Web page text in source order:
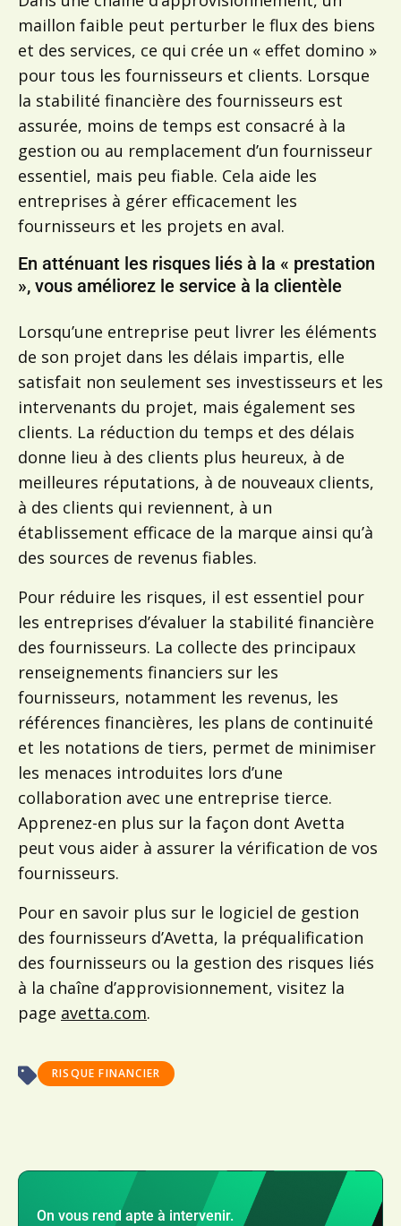
maillon faible peut perturber le flux des biens
et des services, ce qui crée un « effet domino »
pour tous les fournisseurs et clients. Lorsque
la stabilité financière des fournisseurs est
assurée, moins de temps est consacré à la
gestion ou au remplacement d’un fournisseur
essentiel, mais peu fiable. Cela aide les
entreprises à gérer efficacement les
fournisseurs et les projets en aval.
En atténuant les risques liés à la « prestation
», vous améliorez le service à la clientèle
Lorsqu’une entreprise peut livrer les éléments
de son projet dans les délais impartis, elle
satisfait non seulement ses investisseurs et les
intervenants du projet, mais également ses
clients. La réduction du temps et des délais
donne lieu à des clients plus heureux, à de
meilleures réputations, à de nouveaux clients,
à des clients qui reviennent, à un
établissement efficace de la marque ainsi qu’à
des sources de revenus fiables.
Pour réduire les risques, il est essentiel pour
les entreprises d’évaluer la stabilité financière
des fournisseurs. La collecte des principaux
renseignements financiers sur les
fournisseurs, notamment les revenus, les
références financières, les plans de continuité
et les notations de tiers, permet de minimiser
les menaces introduites lors d’une
collaboration avec une entreprise tierce.
Apprenez-en plus sur la façon dont Avetta
peut vous aider à assurer la vérification de vos
fournisseurs.
Pour en savoir plus sur le logiciel de gestion
des fournisseurs d’Avetta, la préqualification
des fournisseurs ou la gestion des risques liés
à la chaîne d’approvisionnement, visitez la
page avetta.com.
RISQUE FINANCIER
On vous rend apte à intervenir.